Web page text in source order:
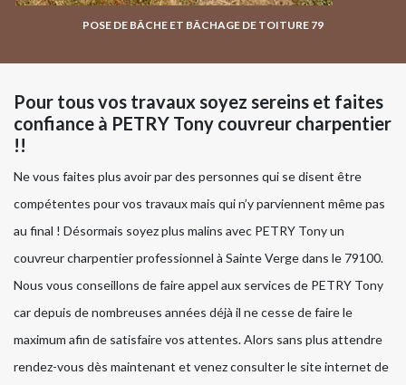
POSE DE BÂCHE ET BÂCHAGE DE TOITURE 79
Pour tous vos travaux soyez sereins et faites
confiance à PETRY Tony couvreur charpentier
!!
Ne vous faites plus avoir par des personnes qui se disent être
compétentes pour vos travaux mais qui n’y parviennent même pas
au final ! Désormais soyez plus malins avec PETRY Tony un
couvreur charpentier professionnel à Sainte Verge dans le 79100.
Nous vous conseillons de faire appel aux services de PETRY Tony
car depuis de nombreuses années déjà il ne cesse de faire le
maximum afin de satisfaire vos attentes. Alors sans plus attendre
rendez-vous dès maintenant et venez consulter le site internet de